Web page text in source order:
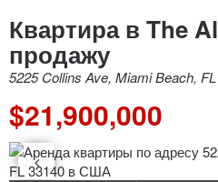
Квартира в The
продажу
5225 Collins Ave, Miami Beach,
$21,900,000